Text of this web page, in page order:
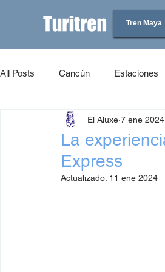
Tren Maya
All Posts Cancún Estaciones
La
Express
El Aluxe 7 ene 2024
Actualizado: 11 ene 2024